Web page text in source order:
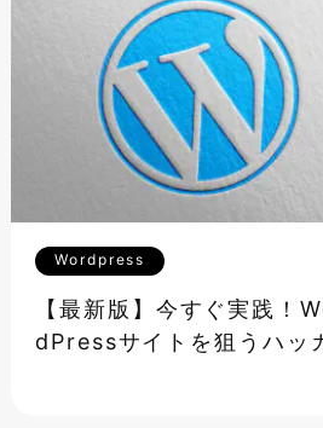
Wordpress
【最新版】今すぐ実践！
dPressサイトを狙うハッ